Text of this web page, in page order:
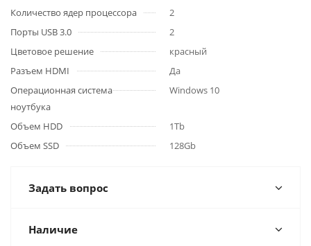
Количество ядер процессора
2
Порты USB 3.0
2
Цветовое решение
красный
Разъем HDMI
Да
Операционная система
ноутбука
Windows 10
Объем HDD
1Tb
Объем SSD
128Gb
Задать вопрос
Наличие